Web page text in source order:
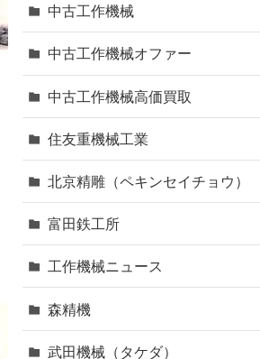
中古工作機械
中古工作機械オファー
中古工作機械高価買取
住友重機械工業
北京精雕（ペキンセイチョウ）
富田鉄工所
工作機械ニュース
森精機
武田機械（タケダ）